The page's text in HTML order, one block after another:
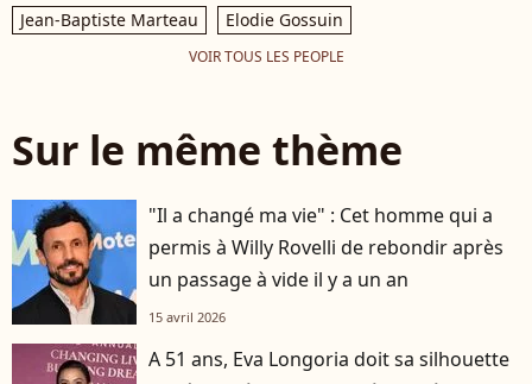
Jean-Baptiste Marteau
Elodie Gossuin
VOIR TOUS LES PEOPLE
Sur le même thème
"Il a changé ma vie" : Cet homme qui a
permis à Willy Rovelli de rebondir après
un passage à vide il y a un an
15 avril 2026
A 51 ans, Eva Longoria doit sa silhouette